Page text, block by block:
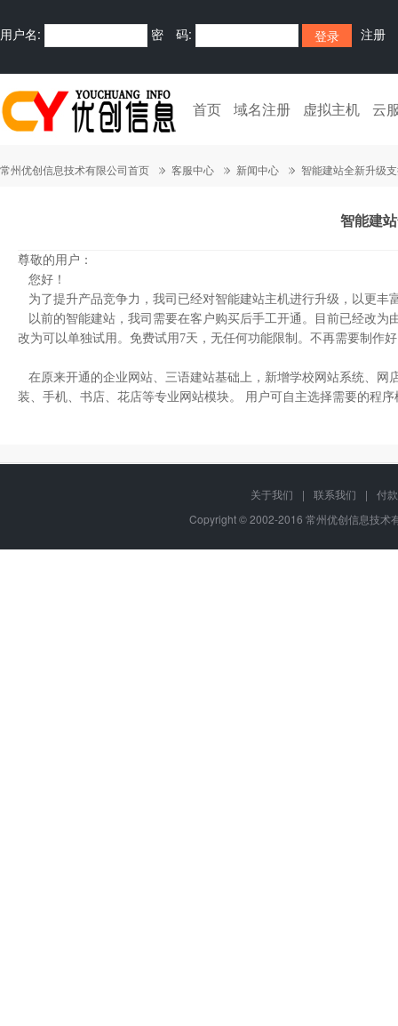
用户名: 密 码: 注册
首页 域名注册 虚拟主机 云
常州优创信息技术有限公司首页 客服中心 新闻中心 智能建站全新升级
智能建
尊敬的用户：
您好！
为了提升产品竞争力，我司已经对智能建站主机进行升级，以更丰
以前的智能建站，我司需要在客户购买后手工开通。目前已经改为
改为可以单独试用。免费试用7天，无任何功能限制。不再需要制作
在原来开通的企业网站、三语建站基础上，新增学校网站系统、网
装、手机、书店、花店等专业网站模块。 用户可自主选择需要的程
关于我们 | 联系我们 |
付
Copyright © 2002-2016 常州优创信息技